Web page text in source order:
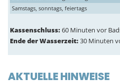
Samstags, sonntags, feiertags
Kassenschluss:60 Minuten vor
Ende der Wasserzeit:30 Minuten
AKTUELLE HINWEISE